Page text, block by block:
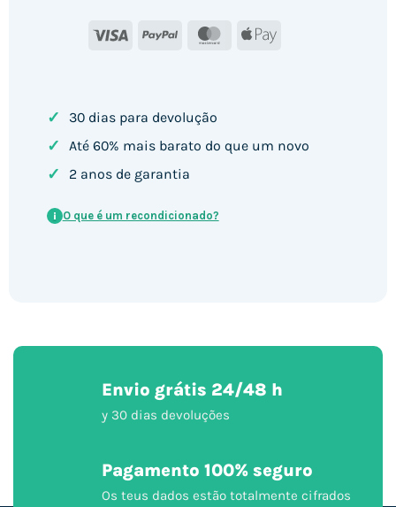
Visa PayPal MasterCard
Apple
✓ 30 dias para devolução
✓ Até 60% mais barato do que um novo
✓ 2 anos de garantia
i O que é um recondicionado?
Envio grátis 24/48 h
y 30 dias devoluções
Pagamento 100% seguro
Os teus dados estão totalmente cifrados